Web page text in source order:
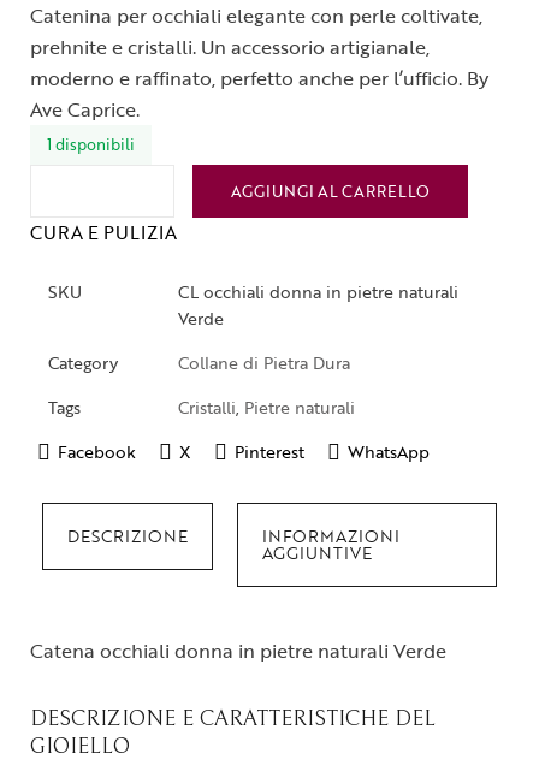
Catenina per occhiali elegante con perle coltivate,
prehnite e cristalli. Un accessorio artigianale,
moderno e raffinato, perfetto anche per l’ufficio. By
Ave Caprice.
1 disponibili
AGGIUNGI AL CARRELLO
CURA E PULIZIA
SKU
CL occhiali donna in pietre naturali
Verde
Category
Collane di Pietra Dura
Tags
Cristalli, Pietre naturali
Facebook
X Pinterest WhatsApp
DESCRIZIONE INFORMAZIONI
AGGIUNTIVE
Catena occhiali donna in pietre naturali Verde
DESCRIZIONE E CARATTERISTICHE DEL
GIOIELLO